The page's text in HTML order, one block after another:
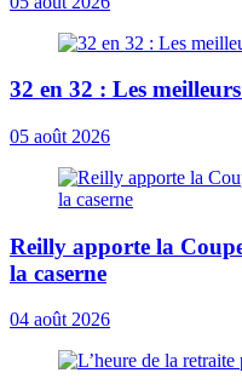
32 en 32 : Les
05 août 2026
Reilly apporte la
la caserne
04 août 2026